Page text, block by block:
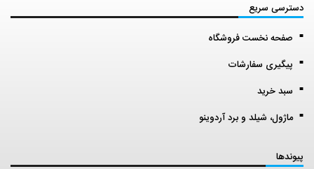
دسترسی سریع
صفحه نخست فروشگاه
پیگیری سفارشات
سبد خرید
ماژول، شیلد و برد آردوینو
پیوندها